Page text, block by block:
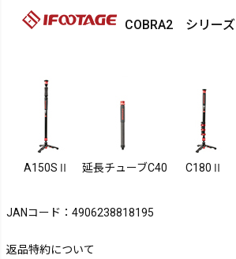
COBRA2 シリーズ
A150SⅡ 延長チューブC40 C180Ⅱ
JANコード：4906238818195
返品特約について